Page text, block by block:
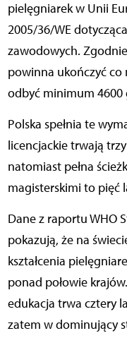
pielęgniarek w Unii
2005/36/WE
zawodowych.
powinna ukończyć
odbyć minimum 4600
Polska spełnia te
licencjackie trwają
natomiast pełna
magisterskimi to pięć
Dane z raportu WHO
pokazują, że na
kształcenia
ponad połowie
edukacja trwa cztery
zatem w dominujący